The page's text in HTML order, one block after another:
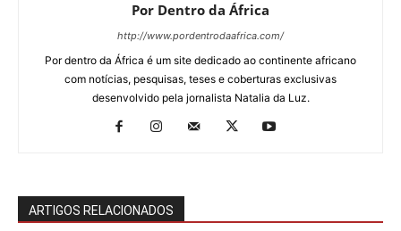
Por Dentro da África
http://www.pordentrodaafrica.com/
Por dentro da África é um site dedicado ao continente africano
com notícias, pesquisas, teses e coberturas exclusivas
desenvolvido pela jornalista Natalia da Luz.
ARTIGOS RELACIONADOS